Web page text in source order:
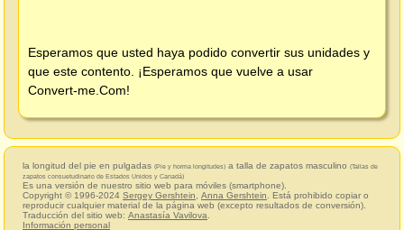
Esperamos que usted haya podido convertir sus unidades y
que este contento. ¡Esperamos que vuelve a usar
Convert-me.Com!
la longitud del pie en pulgadas (Pie y horma longitudes) a talla de zapatos masculino (Tallas de
zapatos consuetudinario de Estados Unidos y Canadá)
Es una versión de nuestro sitio web para móviles (smartphone).
Copyright © 1996-2024 Sergey Gershtein, Anna Gershtein. Está prohibido copiar o
reproducir cualquier material de la página web (excepto resultados de conversión).
Traducción del sitio web: Anastasía Vavilova.
Información personal